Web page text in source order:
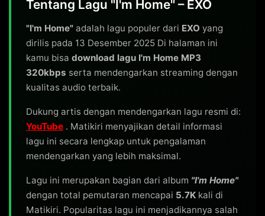
Tentang Lagu "I'm Home" – EXO
"I'm Home" adalah lagu populer dari EXO yang
dirilis pada 13 Desember 2025 Di halaman ini
kamu bisa download lagu I'm Home MP3
320kbps serta mendengarkan streaming dengan
kualitas audio terbaik.
Dukung artis dengan mendengarkan lagu resmi di:
YouTube . Matikiri menyajikan detail informasi
lagu ini secara lengkap untuk pengalaman
mendengarkan yang lebih maksimal.
Lagu ini merupakan bagian dari album "I'm Home"
dengan total pemutaran mencapai 5.7K kali di
Matikiri. Popularitas lagu ini menjadikannya salah